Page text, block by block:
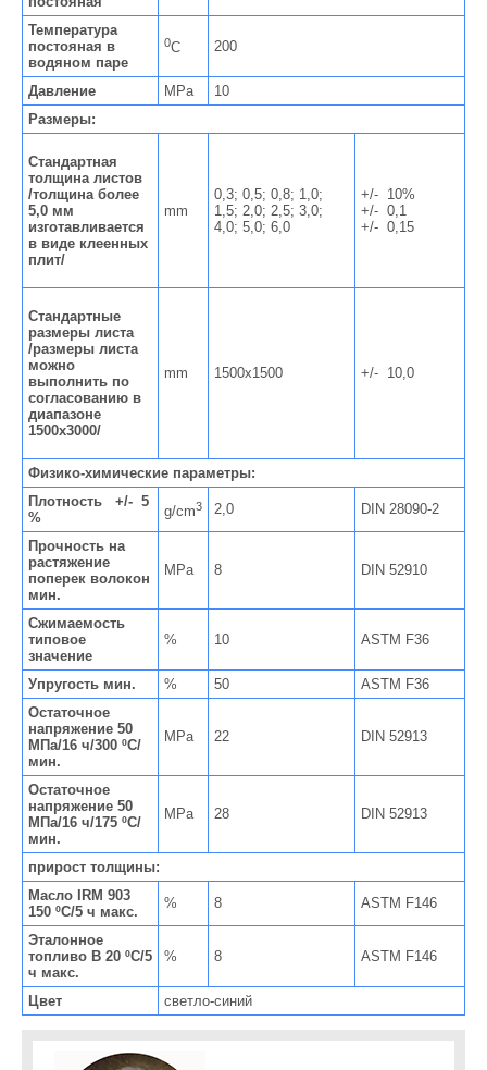
Температура
постояная в
водяном паре
0C 200
Давление MPa
10
Размеры:
Стандартная
толщина листов
/толщина более
5,0 мм
изготавливается
в виде клеенных
плит/
mm
0,3; 0,5; 0,8; 1,0;
1,5; 2,0; 2,5; 3,0;
4,0; 5,0; 6,0
+/- 10%
+/- 0,1
+/- 0,15
Стандартные
размеры листа
/размеры листа
можно
выполнить по
согласованию в
диапазоне
1500x3000/
mm 1500x1500 +/- 10,0
Физико-химические параметры:
Плотность +/- 5
%
g/cm3 2,0 DIN 28090-2
Прочность на
растяжение
поперек волокон
мин.
MPa 8 DIN 52910
Сжимаемость
типовое
значение
% 10 ASTM F36
Упругость мин. % 50
ASTM F36
Остаточное
напряжение 50
MПa/16 ч/300 ºC/
мин.
MPa 22 DIN 52913
Остаточное
напряжение 50
MПa/16 ч/175 ºC/
мин.
MPa 28 DIN 52913
прирост толщины:
Масло IRM 903
150 ºC/5 ч макс.
% 8 ASTM F146
Эталонное
топливо B 20 ºC/5
ч макс.
% 8 ASTM F146
Цвет светло-синий